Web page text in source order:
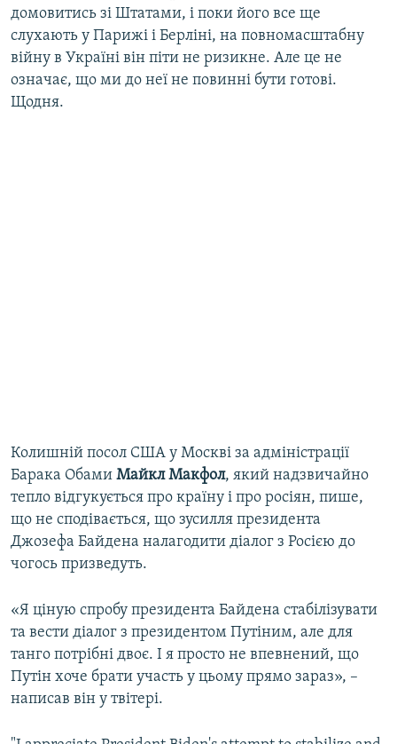
домовитись зі Штатами, і поки його все ще
слухають у Парижі і Берліні, на повномасштабну
війну в Україні він піти не ризикне. Але це не
означає, що ми до неї не повинні бути готові.
Щодня.
Колишній посол США у Москві за адміністрації
Барака Обами Майкл Макфол, який надзвичайно
тепло відгукується про країну і про росіян, пише,
що не сподівається, що зусилля президента
Джозефа Байдена налагодити діалог з Росією до
чогось призведуть.
«Я ціную спробу президента Байдена стабілізувати
та вести діалог з президентом Путіним, але для
танго потрібні двоє. І я просто не впевнений, що
Путін хоче брати участь у цьому прямо зараз», –
написав він у твітері.